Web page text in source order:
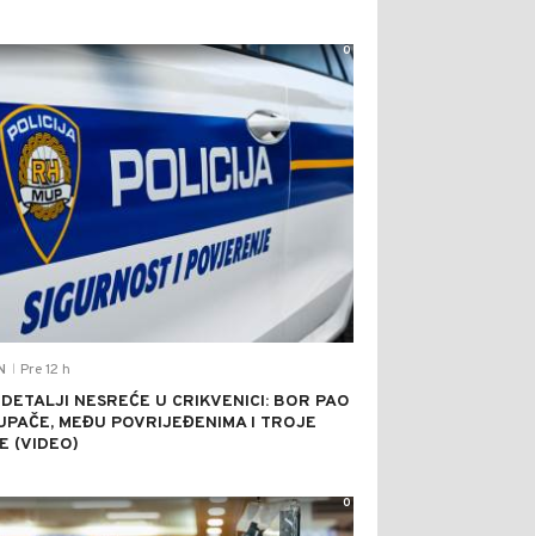
Pre 12 h
NESREĆE U CRIKVENICI: BOR PAO
MEĐU POVRIJEĐENIMA I TROJE
(VIDEO)
0
0